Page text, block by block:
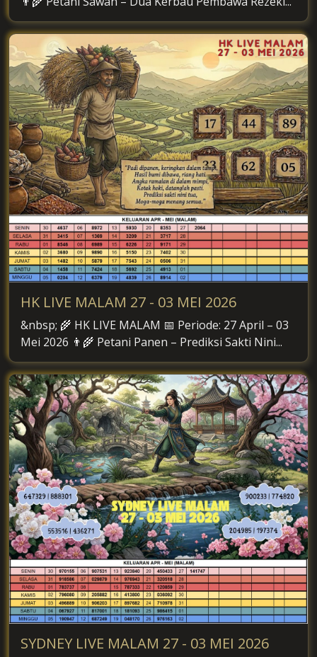
HK LIVE MALAM 27 - 03 MEI 2026
&nbsp; 🌾 HK LIVE MALAM 📅 Periode: 27 April – 03
Mei 2026 👨‍🌾 Petani Panen – Prediksi Sakti Nini...
SYDNEY LIVE MALAM 27 - 03 MEI 2026